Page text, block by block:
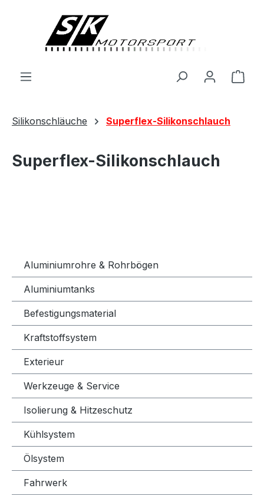
Silikonschläuche Superflex-Silikonschlauch
Superflex-Silikonschlauch
Aluminiumrohre & Rohrbögen
Aluminiumtanks
Befestigungsmaterial
Kraftstoffsystem
Exterieur
Werkzeuge & Service
Isolierung & Hitzeschutz
Kühlsystem
Ölsystem
Fahrwerk